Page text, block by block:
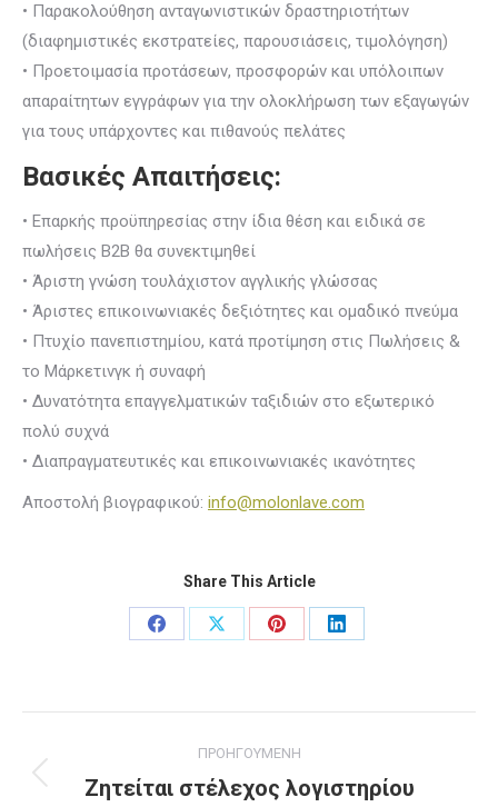
• Παρακολούθηση ανταγωνιστικών δραστηριοτήτων
(διαφημιστικές εκστρατείες, παρουσιάσεις, τιμολόγηση)
• Προετοιμασία προτάσεων, προσφορών και υπόλοιπων
απαραίτητων εγγράφων για την ολοκλήρωση των εξαγωγών
για τους υπάρχοντες και πιθανούς πελάτες
Βασικές Απαιτήσεις:
• Επαρκής προϋπηρεσίας στην ίδια θέση και ειδικά σε
πωλήσεις B2B θα συνεκτιμηθεί
• Άριστη γνώση τουλάχιστον αγγλικής γλώσσας
• Άριστες επικοινωνιακές δεξιότητες και ομαδικό πνεύμα
• Πτυχίο πανεπιστημίου, κατά προτίμηση στις Πωλήσεις &
το Μάρκετινγκ ή συναφή
• Δυνατότητα επαγγελματικών ταξιδιών στο εξωτερικό
πολύ συχνά
• Διαπραγματευτικές και επικοινωνιακές ικανότητες
Αποστολή βιογραφικού: info@molonlave.com
Share This Article
Share
Share
Share
Share
navigation
ΠΡΟΗΓΟΥΜΕΝΗ
Previous
Ζητείται στέλεχος λογιστηρίου